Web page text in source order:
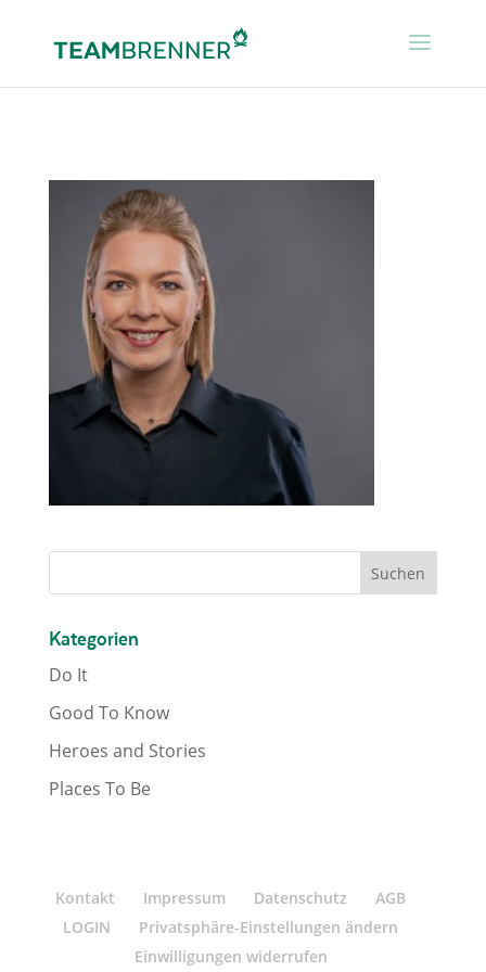
Kategorien
Do It
Good To Know
Heroes and Stories
Places To Be
Kontakt Impressum Datenschutz
AGB
LOGIN
Privatsphäre-Einstellungen ändern
Einwilligungen widerrufen